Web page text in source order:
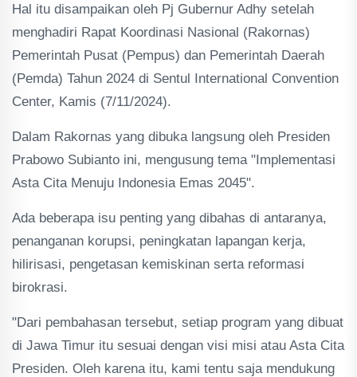
Hal itu disampaikan oleh Pj Gubernur Adhy setelah
menghadiri Rapat Koordinasi Nasional (Rakornas)
Pemerintah Pusat (Pempus) dan Pemerintah Daerah
(Pemda) Tahun 2024 di Sentul International Convention
Center, Kamis (7/11/2024).
Dalam Rakornas yang dibuka langsung oleh Presiden
Prabowo Subianto ini, mengusung tema "Implementasi
Asta Cita Menuju Indonesia Emas 2045".
Ada beberapa isu penting yang dibahas di antaranya,
penanganan korupsi, peningkatan lapangan kerja,
hilirisasi, pengetasan kemiskinan serta reformasi
birokrasi.
"Dari pembahasan tersebut, setiap program yang dibuat
di Jawa Timur itu sesuai dengan visi misi atau Asta Cita
Presiden. Oleh karena itu, kami tentu saja mendukung